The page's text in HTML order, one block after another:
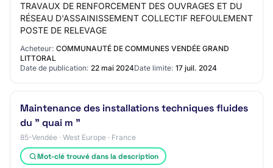
TRAVAUX DE RENFORCEMENT DES OUVRAGES ET DU
RÉSEAU D'ASSAINISSEMENT COLLECTIF REFOULEMENT
POSTE DE RELEVAGE
Acheteur: COMMUNAUTÉ DE COMMUNES VENDÉE GRAND
LITTORAL
Date de publication: 22 mai 2024Date limite: 17 juil. 2024
Maintenance des installations techniques fluides
du " quai m "
85-Vendée · West Europe · France
Mot-clé trouvé dans la description